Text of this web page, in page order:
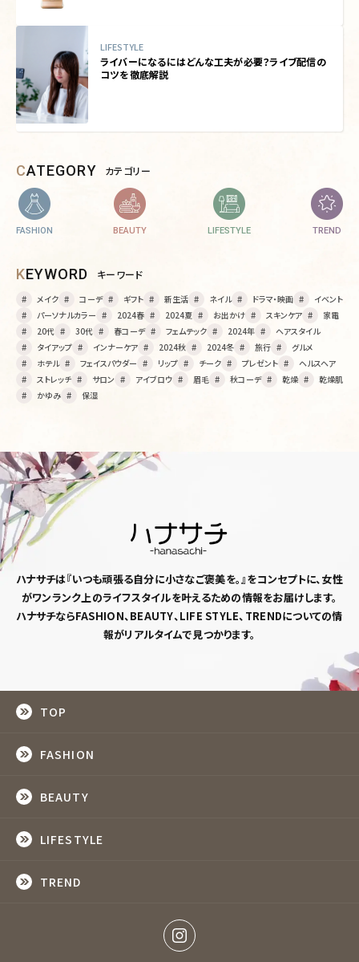
LIFESTYLE
ライバーになるにはどんな工夫が必要？ライブ配信の
コツを徹底解説
CATEGORY カテゴリー
FASHION BEAUTY LIFESTYLE TREND
KEYWORD キーワード
メイク コーデ ギフト 新生活 ネイル ドラマ・映画
イベント
パーソナルカラー
2024春 2024夏 お出かけ スキンケア
家電
20代
30代 春コーデ フェムテック 2024年
ヘアスタイル
タイアップ
インナーケア 2024秋 2024冬 旅行
グルメ
ホテル
フェイスパウダー リップ チーク プレゼント
ヘルスヘア
ストレッチ
サロン アイブロウ 眉毛 秋コーデ 乾燥
乾燥肌
かゆみ
保湿
ハナサチは『いつも頑張る自分に小さなご褒美を。』をコンセプトに、女性
がワンランク上のライフスタイルを叶えるための情報をお届けします。
ハナサチならFASHION、BEAUTY、LIFE STYLE、TRENDについての情
報がリアルタイムで見つかります。
TOP
FASHION
BEAUTY
LIFESTYLE
TREND